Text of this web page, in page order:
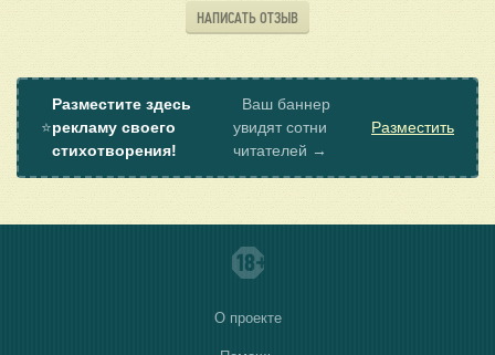
НАПИСАТЬ ОТЗЫВ
⭐
Разместите здесь
рекламу своего
стихотворения!
Ваш баннер
увидят сотни
читателей →
Разместить
О проекте